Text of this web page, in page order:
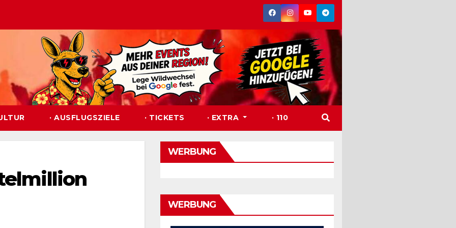
· AUSFLUGSZIELE · TICKETS · EXTRA · 110
WERBUNG
WERBUNG